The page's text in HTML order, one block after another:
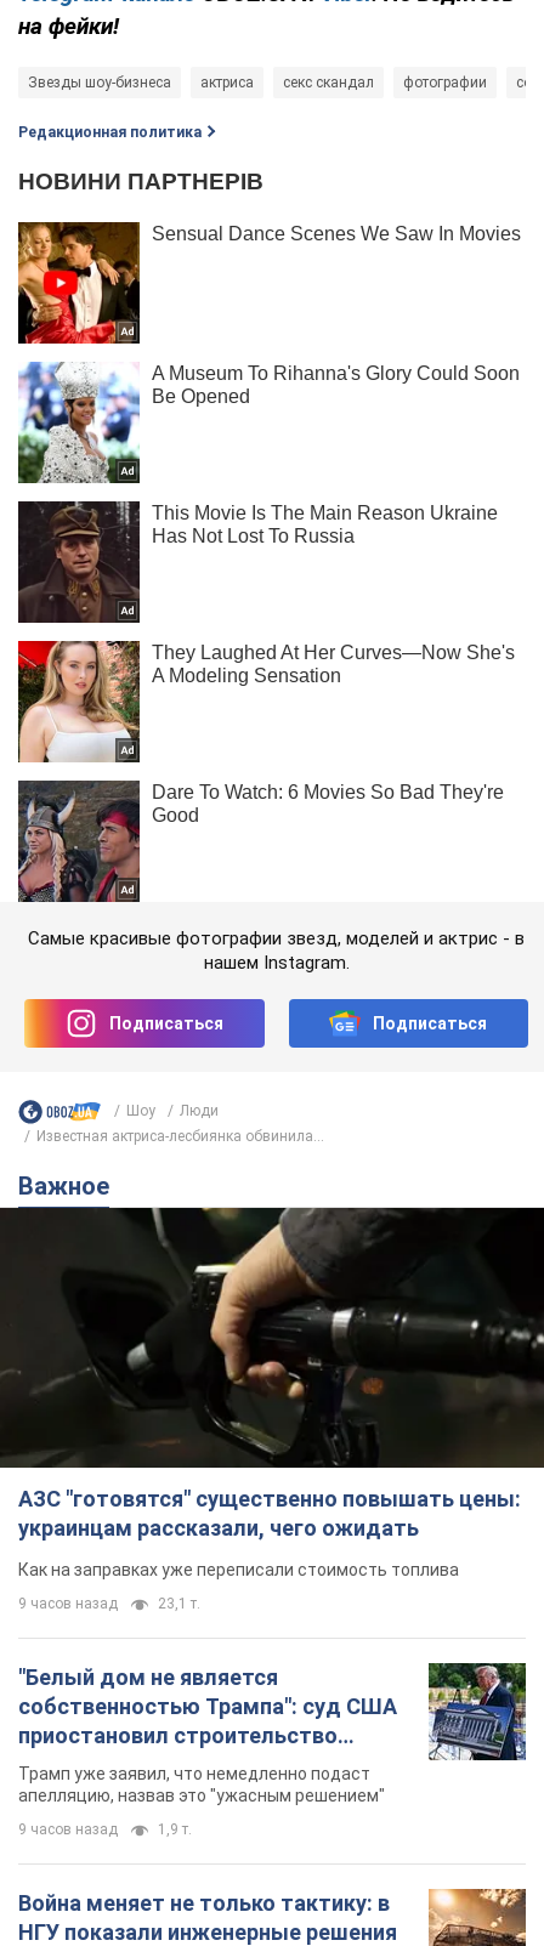
на фейки!
Звезды шоу-бизнеса актриса секс скандал фотографии
Редакционная политика
Самые красивые фотографии звезд, моделей и актрис - в
нашем Instagram.
Подписаться Подписаться
Шоу
Люди
Известная актриса-лесбиянка обвинила...
Важное
АЗС "готовятся" существенно повышать цены:
украинцам рассказали, чего ожидать
Как на заправках уже переписали стоимость топлива
9 часов назад 23,1 т.
"Белый дом не является
собственностью Трампа": суд США
приостановил строительство
бального зала стоимостью 400 млн
долларов
Трамп уже заявил, что немедленно подаст
апелляцию, назвав это "ужасным решением"
9 часов назад 1,9 т.
Война меняет не только тактику: в
НГУ показали инженерные решения